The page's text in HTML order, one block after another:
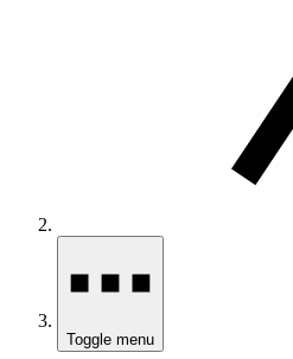
Toggle menu